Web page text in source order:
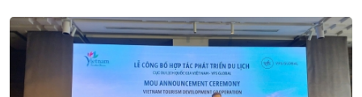
Thời sự 21h30
Bản tin
Theo dòng Thời sự